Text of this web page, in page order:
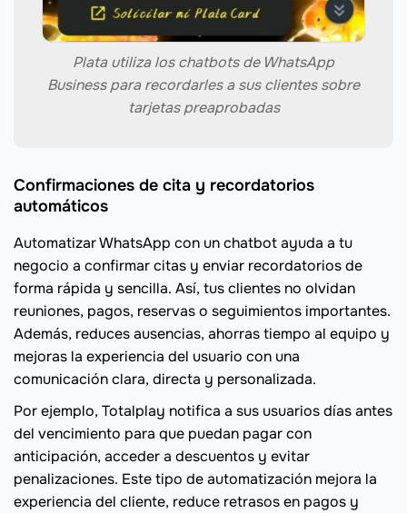
Plata utiliza los chatbots de WhatsApp
Business para recordarles a sus clientes sobre
tarjetas preaprobadas
Confirmaciones de cita y recordatorios
automáticos
Automatizar WhatsApp con un chatbot ayuda a tu
negocio a confirmar citas y enviar recordatorios de
forma rápida y sencilla. Así, tus clientes no olvidan
reuniones, pagos, reservas o seguimientos importantes.
Además, reduces ausencias, ahorras tiempo al equipo y
mejoras la experiencia del usuario con una
comunicación clara, directa y personalizada.
Por ejemplo, Totalplay notifica a sus usuarios días antes
del vencimiento para que puedan pagar con
anticipación, acceder a descuentos y evitar
penalizaciones. Este tipo de automatización mejora la
experiencia del cliente, reduce retrasos en pagos y